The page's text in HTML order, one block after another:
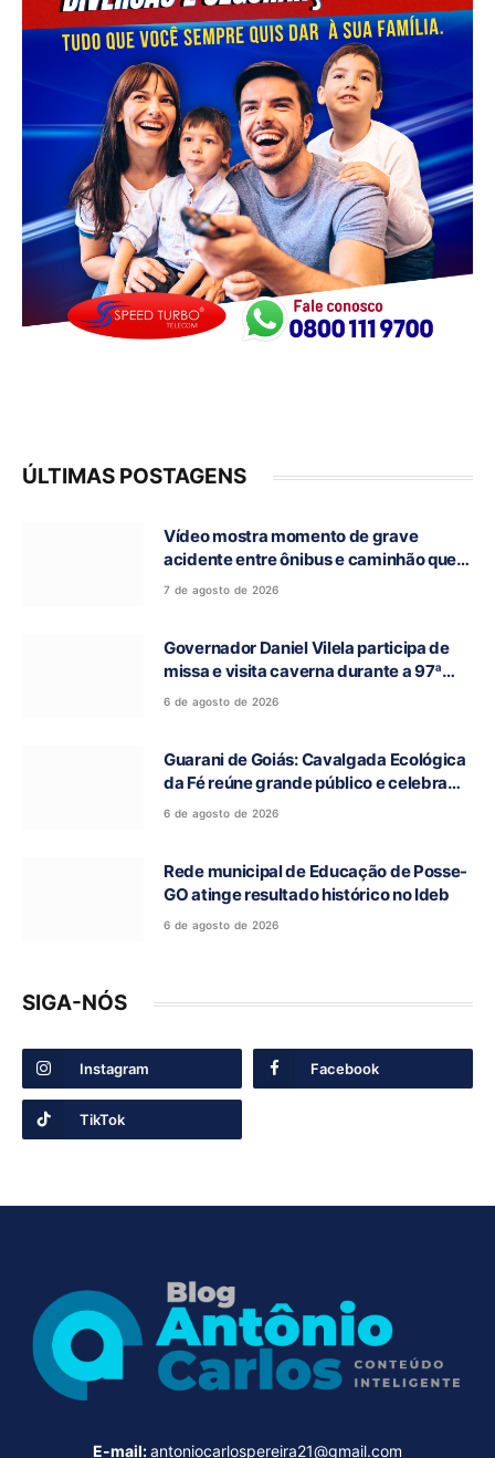
ÚLTIMAS POSTAGENS
Vídeo mostra momento de grave
acidente entre ônibus e caminhão que
deixou cinco mortos na GO-010, em
7 de agosto de 2026
Governador Daniel Vilela participa de
missa e visita caverna durante a 97ª
Romaria do Bom Jesus da Lapa de Terra
6 de agosto de 2026
Guarani de Goiás: Cavalgada Ecológica
da Fé reúne grande público e celebra
tradição religiosa
6 de agosto de 2026
Rede municipal de Educação de Posse-
GO atinge resultado histórico no Ideb
6 de agosto de 2026
SIGA-NÓS
Instagram Facebook
TikTok
E-mail:antoniocarlospereira21@gmail.com